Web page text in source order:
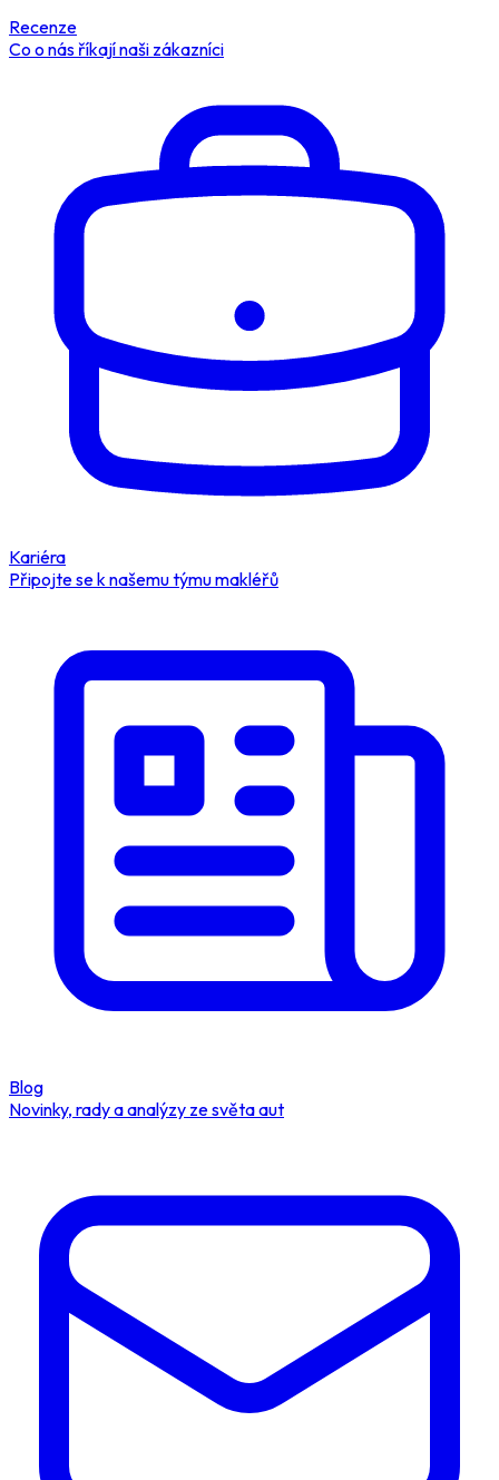
Recenze
Co o nás říkají naši zákazníci
Kariéra
Připojte se k našemu týmu makléřů
Blog
Novinky, rady a analýzy ze světa aut